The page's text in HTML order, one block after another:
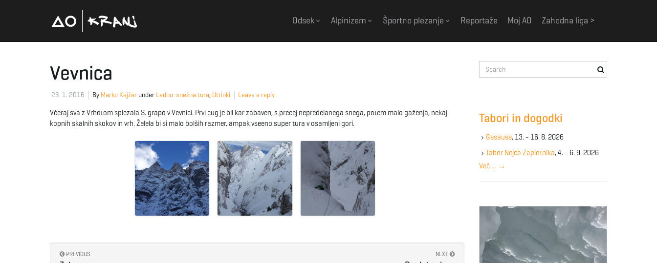
Odsek Alpinizem Športno plezanje Reportaže Moj AO Zahodna liga >
Vevnica
23. 1. 2016 By Marko Kejžar under Ledno-snežna tura, Utrinki Leave a reply
Včeraj sva z Vrhotom splezala S. grapo v Vevnici. Prvi cug je bil kar zabaven, s precej nepredelanega snega, potem malo gaženja, nekaj
kopnih skalnih skokov in vrh. Želela bi si malo bolših razmer, ampak vseeno super tura v osamljeni gori.
PREVIOUS NEXT
e
e
y
w
r
Tabori in dogodki
Gesause, 13. - 16. 8. 2026
Tabor Nejca Zaplotnika, 4. - 6. 9. 2026
Več … →